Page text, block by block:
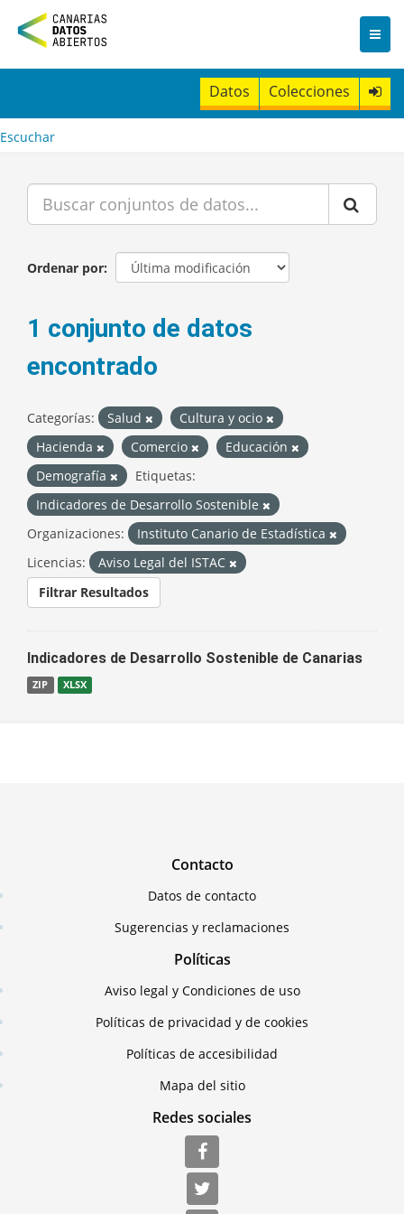
n
t
Datos Colecciones
Escuchar
Ordenar por
1 conjunto de datos
encontrado
Categorías: Salud
Cultura y ocio
Hacienda
Comercio
Educación
Demografía
Etiquetas:
Indicadores de Desarrollo Sostenible
Organizaciones:
Instituto Canario de Estadística
Licencias:
Aviso Legal del ISTAC
Filtrar Resultados
Indicadores de Desarrollo Sostenible de Canarias
ZIP XLSX
Contacto
Datos de contacto
Sugerencias y reclamaciones
Políticas
Aviso legal y Condiciones de uso
Políticas de privacidad y de cookies
Políticas de accesibilidad
Mapa del sitio
Redes sociales